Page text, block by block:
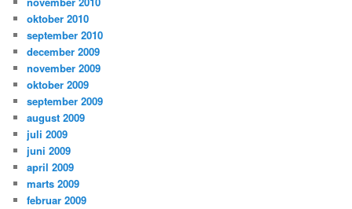
oktober 2010
september 2010
december 2009
november 2009
oktober 2009
september 2009
august 2009
juli 2009
juni 2009
april 2009
marts 2009
februar 2009